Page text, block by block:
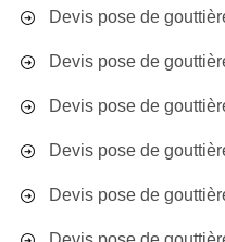
Devis pose de
Devis pose de
Devis pose de
Devis pose de
Devis pose de